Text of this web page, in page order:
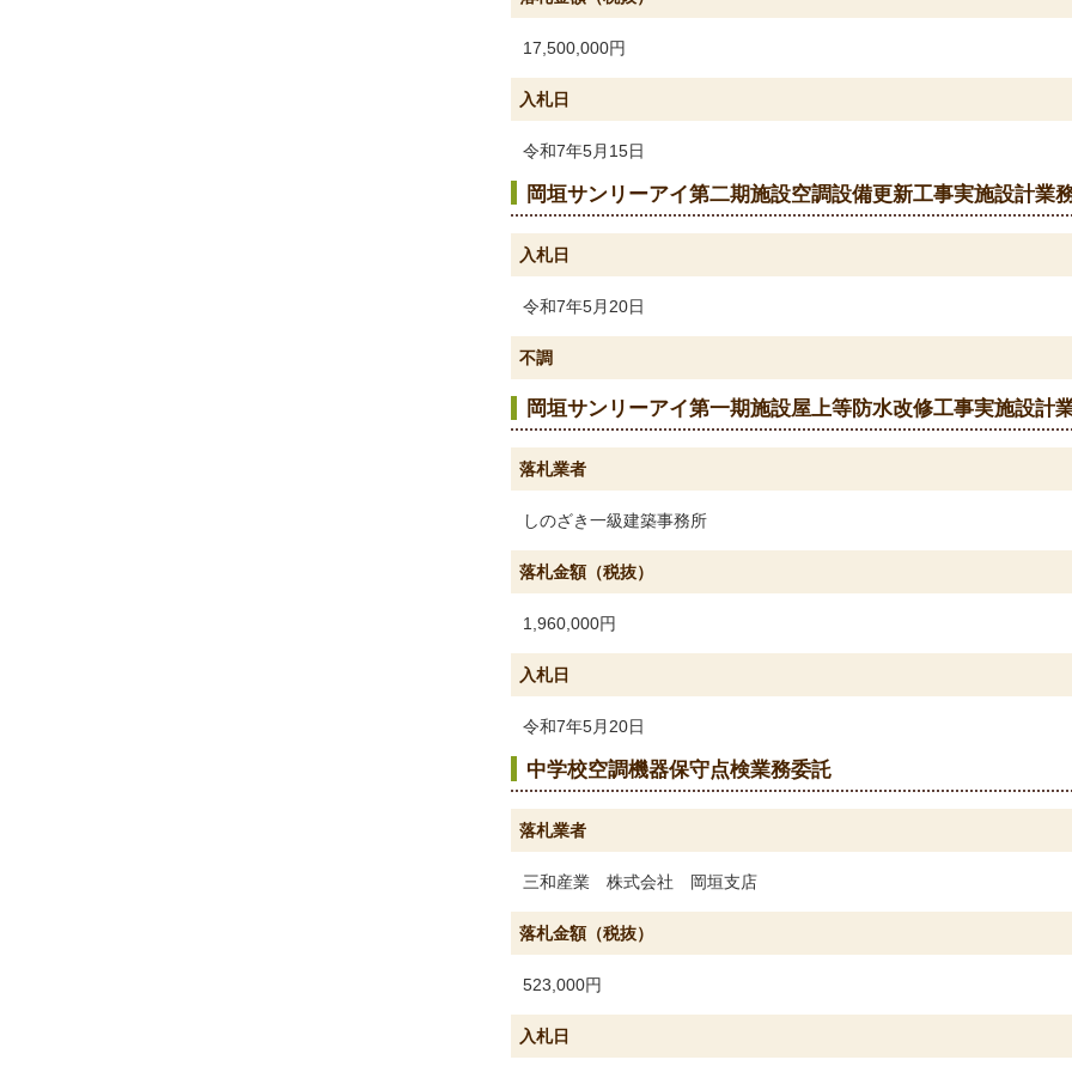
17,500,000円
入札日
令和7年5月15日
岡垣サンリーアイ第二期施設空調設備更新工事実施設計業
入札日
令和7年5月20日
不調
岡垣サンリーアイ第一期施設屋上等防水改修工事実施設計
落札業者
しのざき一級建築事務所
落札金額（税抜）
1,960,000円
入札日
令和7年5月20日
中学校空調機器保守点検業務委託
落札業者
三和産業 株式会社 岡垣支店
落札金額（税抜）
523,000円
入札日